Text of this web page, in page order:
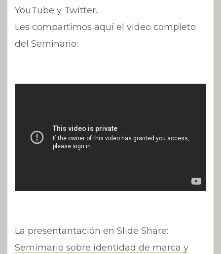
YouTube y Twitter.
Les compartimos aquí el video completo
del Seminario:
La presentantación en Slide Share:
Semimario sobre identidad de marca y